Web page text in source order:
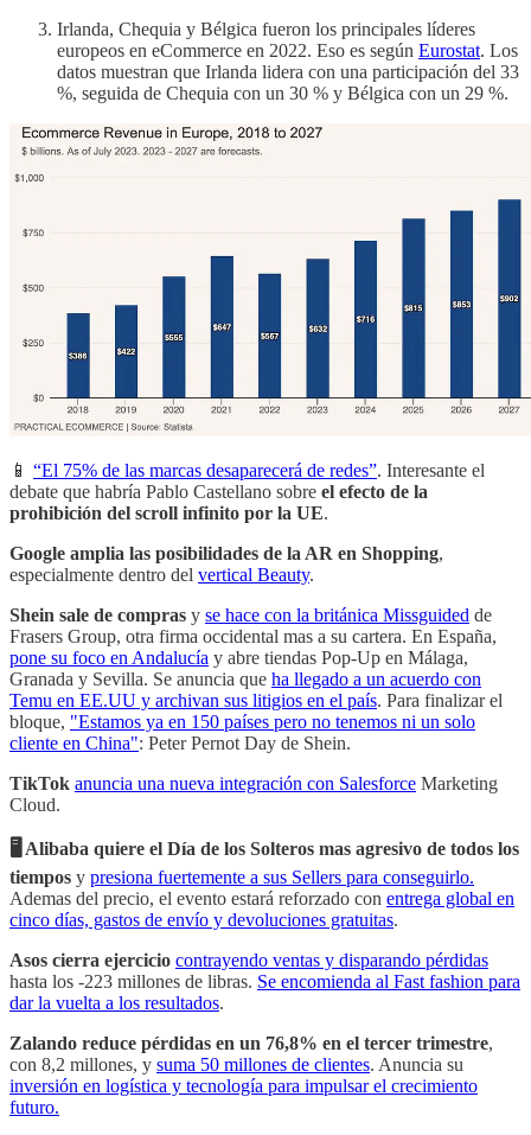
Irlanda, Chequia y Bélgica fueron los principales líderes
europeos en eCommerce en 2022. Eso es según Eurostat. Los
datos muestran que Irlanda lidera con una participación del 33
%, seguida de Chequia con un 30 % y Bélgica con un 29 %.
📱 “El 75% de las marcas desaparecerá de redes”. Interesante el
debate que habría Pablo Castellano sobre el efecto de la
prohibición del scroll infinito por la UE.
Google amplia las posibilidades de la AR en Shopping,
especialmente dentro del vertical Beauty.
Shein sale de compras y se hace con la británica Missguided de
Frasers Group, otra firma occidental mas a su cartera. En España,
pone su foco en Andalucía y abre tiendas Pop-Up en Málaga,
Granada y Sevilla. Se anuncia que ha llegado a un acuerdo con
Temu en EE.UU y archivan sus litigios en el país. Para finalizar el
bloque, "Estamos ya en 150 países pero no tenemos ni un solo
cliente en China": Peter Pernot Day de Shein.
TikTok anuncia una nueva integración con Salesforce Marketing
Cloud.
🖥️ Alibaba quiere el Día de los Solteros mas agresivo de todos los
tiempos y presiona fuertemente a sus Sellers para conseguirlo.
Ademas del precio, el evento estará reforzado con entrega global en
cinco días, gastos de envío y devoluciones gratuitas.
Asos cierra ejercicio contrayendo ventas y disparando pérdidas
hasta los -223 millones de libras. Se encomienda al Fast fashion para
dar la vuelta a los resultados.
Zalando reduce pérdidas en un 76,8% en el tercer trimestre,
con 8,2 millones, y suma 50 millones de clientes. Anuncia su
inversión en logística y tecnología para impulsar el crecimiento
futuro.